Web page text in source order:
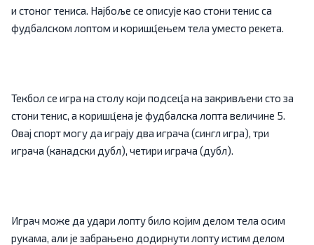
и стоног тениса. Најбоље се описује као стони тенис са
фудбалском лоптом и коришц́ењем тела уместо рекета.
Текбол се игра на столу који подсец́а на закривљени сто за
стони тенис, а коришц́ена је фудбалска лопта величине 5.
Овај спорт могу да играју два играча (сингл игра), три
играча (канадски дубл), четири играча (дубл).
Играч може да удари лопту било којим делом тела осим
рукама, али је забрањено додирнути лопту истим делом